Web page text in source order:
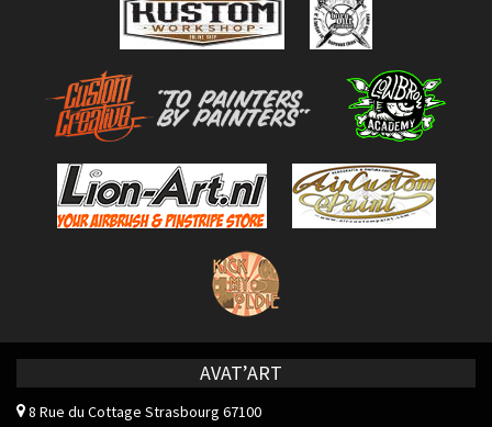
AVAT’ART
8 Rue du Cottage Strasbourg 67100